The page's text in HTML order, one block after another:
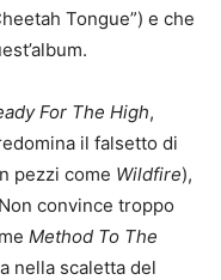
Tongue”) e che
For The High,
il falsetto di
pezzi come Wildfire),
convince troppo
Method To The
nella scaletta del